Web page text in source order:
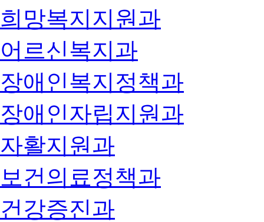
희망복지지원과
어르신복지과
장애인복지정책과
장애인자립지원과
자활지원과
보건의료정책과
건강증진과